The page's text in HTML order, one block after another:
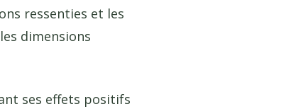
ressenties et les
dimensions
ses effets positifs